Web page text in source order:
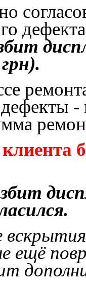
-
клиента
ещё